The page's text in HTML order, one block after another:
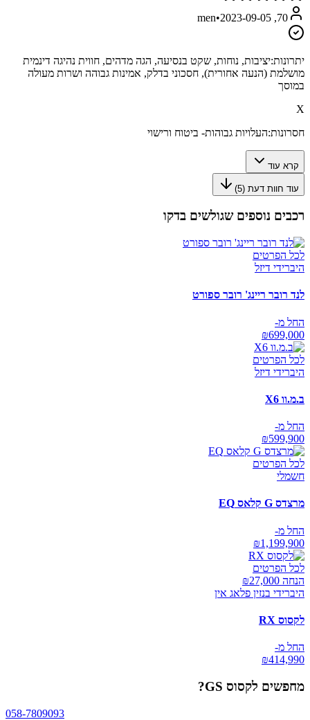
70, men
•2023-09-05
יתרונות:יציבות, נוחות, שקט בנסיעה, הגה מדהים, חווית נהיגה דינמית
מושלמת (הנעה אחורית), חסכוני בדלק, אמינות גבוהה ושרות מעולה
במוסך
X
חסרונות:העלויות גבוהות- ביטוח ורישוי
קרא עוד
עוד חוות דעת (5
)
רכבים נוספים שגולשים בדקו
לכל הפרטים
היברידי דיזל
לנד רובר ריינג' רובר ספורט
החל מ-
₪699,000
לכל הפרטים
היברידי דיזל
ב.מ.וו X6
החל מ-
₪599,900
לכל הפרטים
חשמלי
מרצדס G קלאס EQ
החל מ-
₪1,199,900
לכל הפרטים
הנחה ₪ 27,000
היברידי בנזין פלאג אין
לקסוס RX
החל מ-
₪414,990
מחפשים לקסוס GS ?
058-7809093